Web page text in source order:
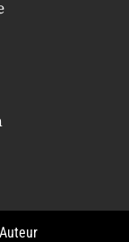
Auteur